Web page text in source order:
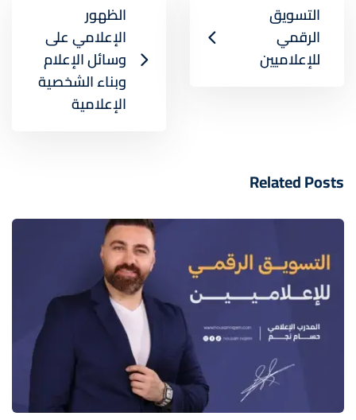
التسويق
الرقمي
للإعلاميين
الظهور
الإعلامي على
وسائل الإعلام
وبناء الشخصية
الإعلامية
Related Posts